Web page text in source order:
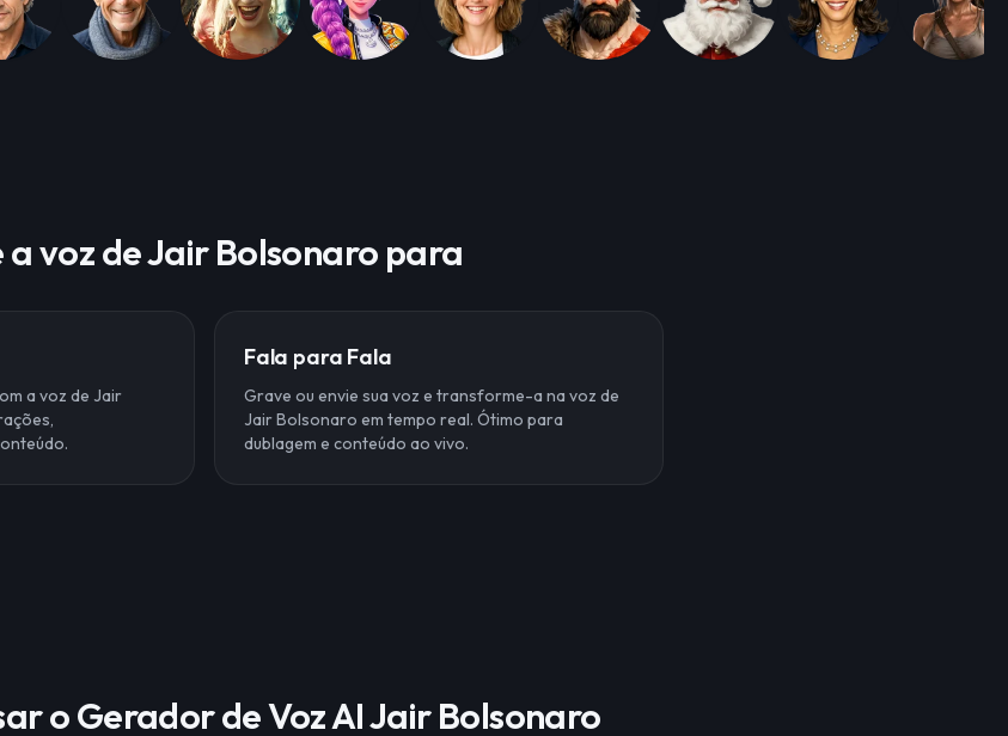
a voz de Jair Bolsonaro para
a voz de Jair
Fala para Fala
Grave ou envie sua voz e transforme-a na voz de
Jair Bolsonaro em tempo real. Ótimo para
dublagem e conteúdo ao vivo.
o Gerador de Voz AI Jair Bolsonaro